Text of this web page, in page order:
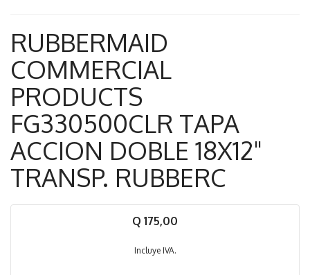
RUBBERMAID
COMMERCIAL
PRODUCTS
FG330500CLR TAPA
ACCION DOBLE 18X12"
TRANSP. RUBBERC
Q 175,00
Incluye IVA.